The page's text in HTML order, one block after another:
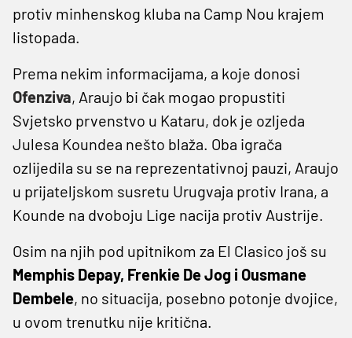
protiv minhenskog kluba na Camp Nou krajem
listopada.
Prema nekim informacijama, a koje donosi
Ofenziva, Araujo bi čak mogao propustiti
Svjetsko prvenstvo u Kataru, dok je ozljeda
Julesa Koundea nešto blaža. Oba igrača
ozlijedila su se na reprezentativnoj pauzi, Araujo
u prijateljskom susretu Urugvaja protiv Irana, a
Kounde na dvoboju Lige nacija protiv Austrije.
Osim na njih pod upitnikom za El Clasico još su
Memphis Depay, Frenkie De Jog i Ousmane
Dembele, no situacija, posebno potonje dvojice,
u ovom trenutku nije kritična.